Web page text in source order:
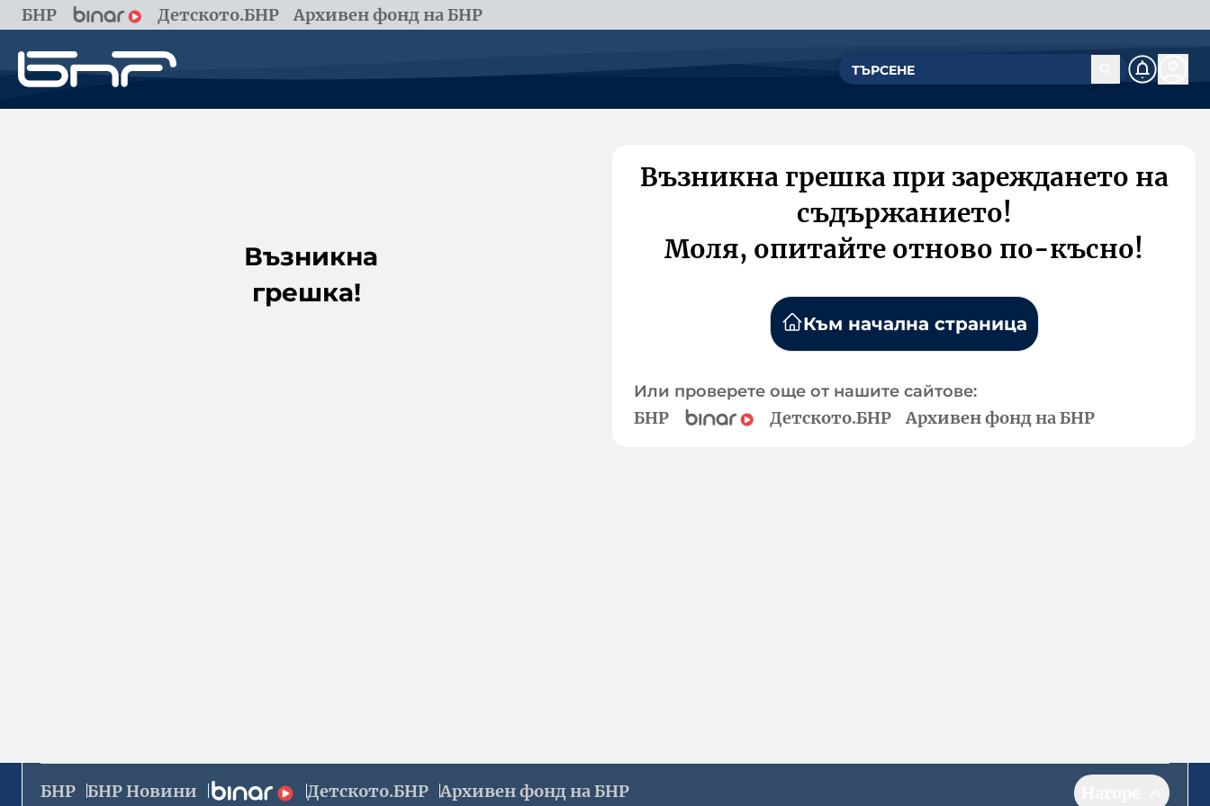
БНР Детското.БНР Архивен фонд на БНР
Възникна
грешка!
Възникна грешка при зареждането на
съдържанието!
Моля, опитайте отново по-късно!
Към начална страница
Или проверете още от нашите сайтове:
БНР Детското.БНР Архивен фонд на БНР
БНР БНР Новини Детското.БНР Архивен фонд на БНР